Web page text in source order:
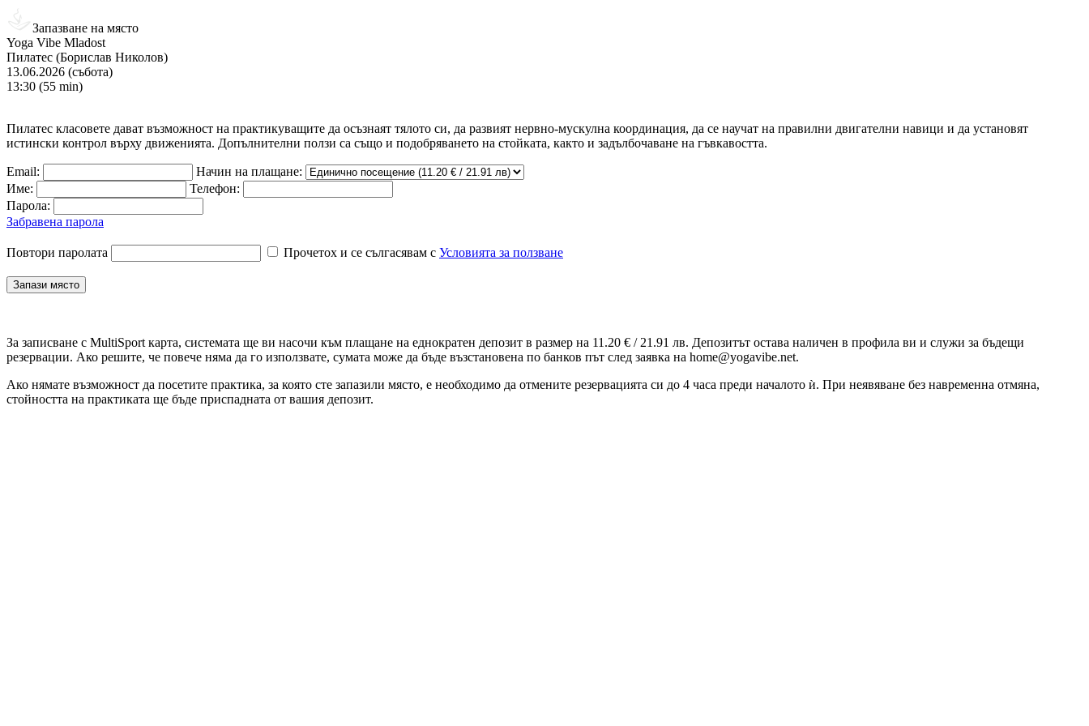
Запазване на място
Yoga Vibe Mladost
Пилатес (Борислав Николов)
13.06.2026 (събота)
13:30 (55 min)
Пилатес класовете дават възможност на практикуващите да осъзнаят тялото си, да развият нервно-мускулна координация, да се научат на правилни двигателни навици и да установят
истински контрол върху движенията. Допълнителни ползи са също и подобряването на стойката, както и задълбочаване на гъвкавостта.
Email:
Начин на плащане:
Име:
Телефон:
Парола:
Забравена парола
Повтори паролата Прочетох и се сългасявам с Условията за ползване
За записване с MultiSport карта, системата ще ви насочи към плащане на еднократен депозит в размер на 11.20 € / 21.91 лв. Депозитът остава наличен в профила ви и служи за бъдещи
резервации. Ако решите, че повече няма да го използвате, сумата може да бъде възстановена по банков път след заявка на home@yogavibe.net.
Ако нямате възможност да посетите практика, за която сте запазили място, е необходимо да отмените резервацията си до 4 часа преди началото ѝ. При неявяване без навременна отмяна,
стойността на практиката ще бъде приспадната от вашия депозит.